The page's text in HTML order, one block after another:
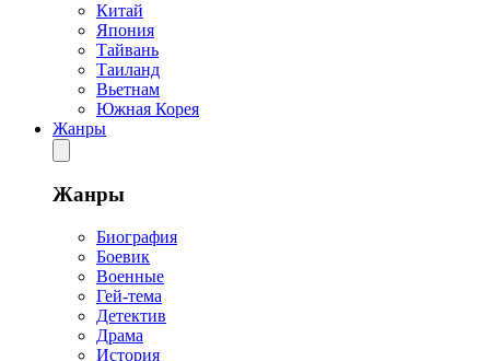
Китай
Япония
Тайвань
Таиланд
Вьетнам
Южная Корея
Жанры
Жанры
Биография
Боевик
Военные
Гей-тема
Детектив
Драма
История